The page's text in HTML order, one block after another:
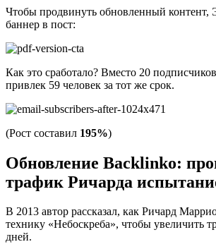
Чтобы продвинуть обновленный контент,
баннер в пост:
Как это сработало? Вместо 20
привлек 59 человек за тот же срок.
(Рост составил 195%)
Обновление Backlinko:
трафик Ричарда
В 2013 автор рассказал, как Ричард
технику «Небоскреба», чтобы увеличить
дней.